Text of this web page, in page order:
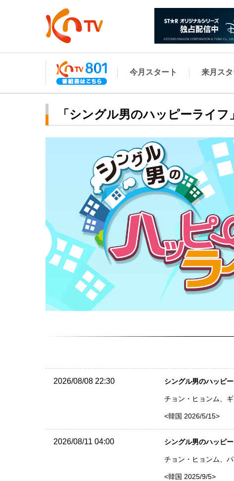
今月スタート 来月スタ
「シングル男のハッピーライ
2026/08/08 22:30 シングル男のハッピ
チョン・ヒョンム、
<韓国 2026/5/15>
2026/08/11 04:00 シングル男のハッピ
チョン・ヒョンム、
<韓国 2025/9/5>